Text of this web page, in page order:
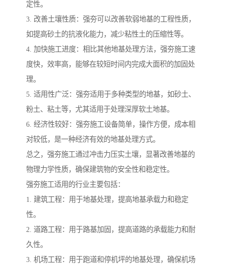
定性。
3. 改善土壤性质：强夯可以改善软弱地基的工程性质，
如提高砂土的抗液化能力，减少粘性土的压缩性等。
4. 加快施工进度：相比其他地基处理方法，强夯施工速
度快，效率高，能够在较短时间内完成大面积的加固处
理。
5. 适用性广泛：强夯适用于多种类型的地基，如砂土、
粉土、粘土等，尤其适用于处理深厚软土地基。
6. 经济性较好：强夯施工设备简单，操作方便，成本相
对较低，是一种经济有效的地基处理方式。
总之，强夯施工通过冲击力压实土壤，显著改善地基的
物理力学性质，确保建筑物的安全性和稳定性。
强夯施工适用的行业主要包括：
1. 建筑工程：用于地基处理，提高地基承载力和稳定
性。
2. 道路工程：用于路基加固，提高道路的承载能力和耐
久性。
3. 机场工程：用于跑道和停机坪的地基处理，确保机场